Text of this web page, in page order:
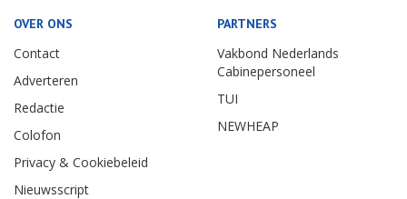
OVER ONS
Contact
Adverteren
Redactie
Colofon
Privacy & Cookiebeleid
Nieuwsscript
PARTNERS
Vakbond Nederlands
Cabinepersoneel
TUI
NEWHEAP